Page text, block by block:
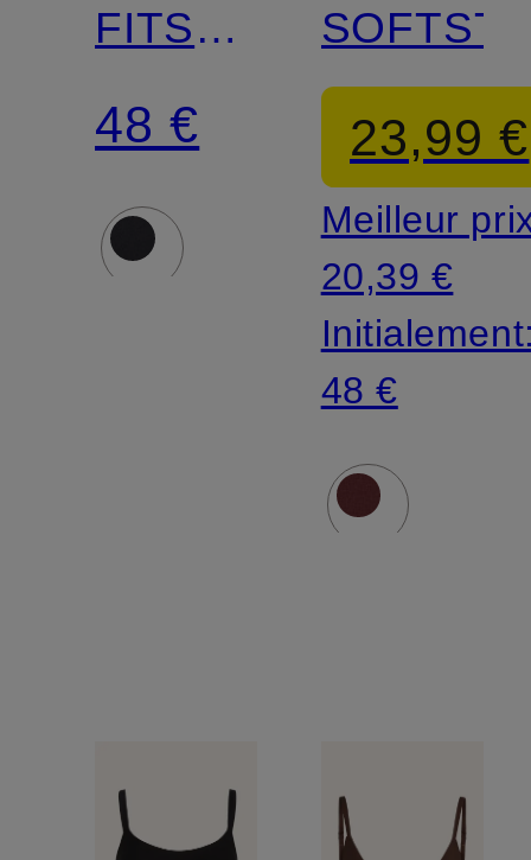
FITS
EVERYBODY
48 € 23,99 €
Meilleur
20,39 €
48 €